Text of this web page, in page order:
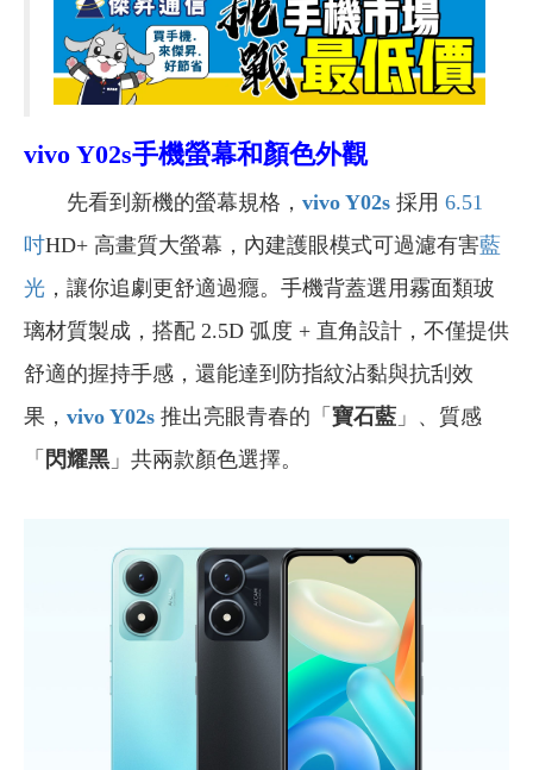
vivo Y02s手機螢幕和顏色外觀
先看到新機的螢幕規格， vivo Y02s 採用 6.51
吋HD+ 高畫質大螢幕，內建護眼模式可過濾有害藍
光 ，讓你追劇更舒適過癮。手機背蓋選用霧面類玻
璃材質製成，搭配 2.5D 弧度 + 直角設計，不僅提供
舒適的握持手感，還能達到防指紋沾黏與抗刮效
果， vivo Y02s 推出亮眼青春的「 寶石藍 」、質感
「 閃耀黑 」共兩款顏色選擇。